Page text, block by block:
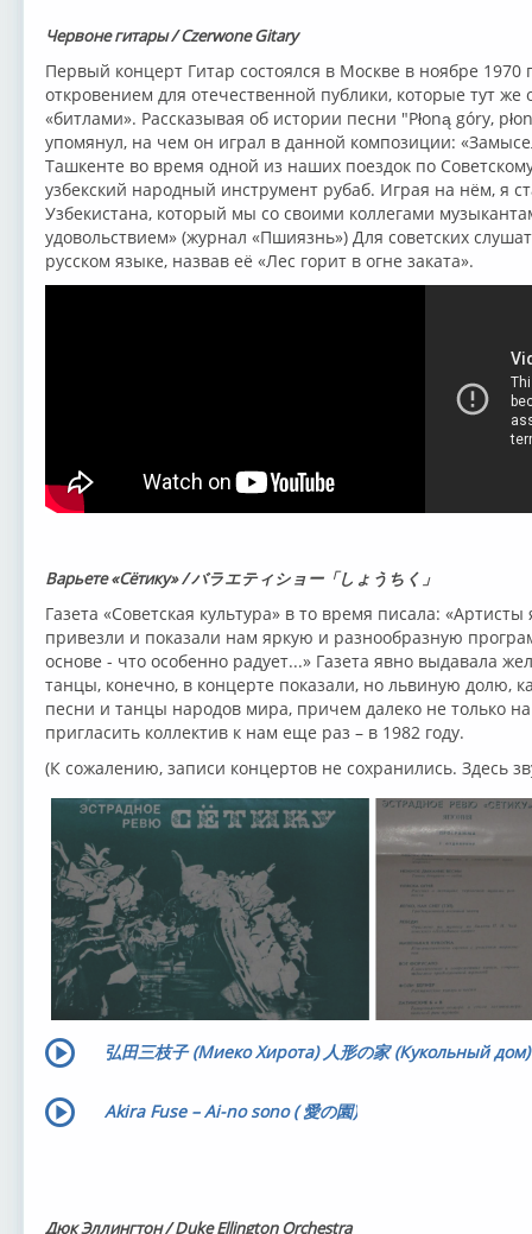
Червоне гитары / Czerwone Gitary
Первый концерт Гитар состоялся в Москве в ноябре 1970
откровением для отечественной публики, которые тут же
«битлами». Рассказывая об истории песни "Płoną góry,
упомянул, на чем он играл в данной композиции:
Ташкенте во время одной из наших поездок по
узбекский народный инструмент рубаб. Играя на нём, я
Узбекистана, который мы со своими коллегами
удовольствием» (журнал «Пшиязнь») Для советских
русском языке, назвав её «Лес горит в огне заката».
Варьете «Сётику» / バラエティショー「しょうちく」
Газета «Советская культура» в то время писала: «Артисты
привезли и показали нам яркую и разнообразную
основе - что особенно радует...» Газета явно выдавала
танцы, конечно, в концерте показали, но львиную долю,
песни и танцы народов мира, причем далеко не только
пригласить коллектив к нам еще раз – в 1982 году.
(К сожалению, записи концертов не сохранились. Здесь
弘田三枝子 (Миеко Хирота) 人形の家 (Кукольный
Akira Fuse – Ai-no sono ( 愛の園)
Дюк Эллингтон / Duke Ellington Orchestra